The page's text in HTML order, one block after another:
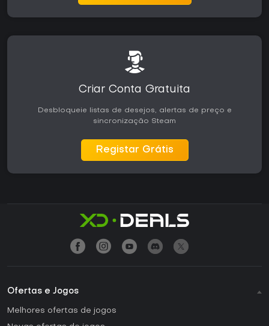
Criar Conta Gratuita
Desbloqueie listas de desejos, alertas de preço e
sincronização Steam
Registar Grátis
Ofertas e Jogos
Melhores ofertas de jogos